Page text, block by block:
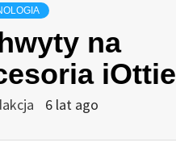
na
iOttie
6 lat ago